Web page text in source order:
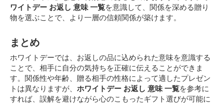
ワイトデー お返し 意味 一覧を意識して、関係を深める贈り
物を選ぶことで、より一層の信頼関係が築けます。
まとめ
ホワイトデーでは、お返しの品に込められた意味を意識する
ことで、相手に自分の気持ちを正確に伝えることができま
す。関係性や年齢、贈る相手の性格によって適したプレゼン
トは異なりますが、 ホワイトデー お返し 意味 一覧を参考に
すれば、誤解を避けながら心のこもったギフト選びが可能に